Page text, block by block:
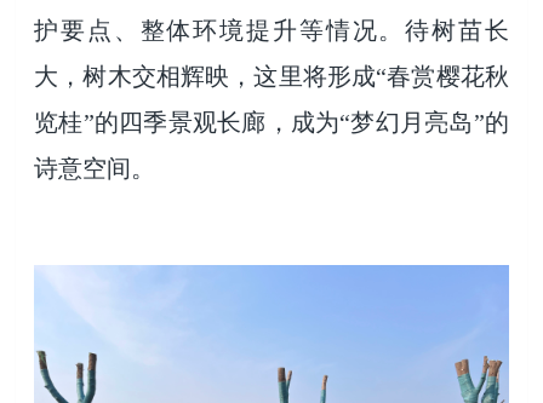
护要点、整体环境提升等情况。待树苗长
大，树木交相辉映，这里将形成“春赏樱花秋
览桂”的四季景观长廊，成为“梦幻月亮岛”的
诗意空间。